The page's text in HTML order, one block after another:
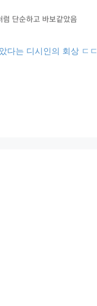
다는 디시인의 회상 ㄷㄷ